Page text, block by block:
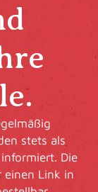
stets als
Die
einen Link in